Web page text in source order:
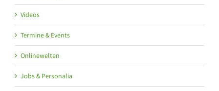
Videos
Termine & Events
Onlinewelten
Jobs & Personalia